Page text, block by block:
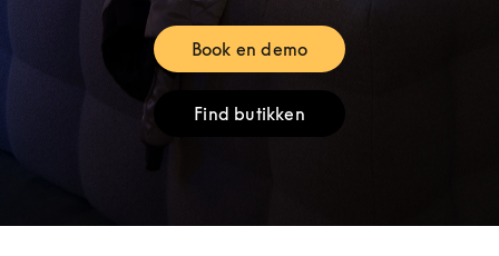
Book en demoLink Opens in New Tab
Find butikkenLink Opens in New Tab